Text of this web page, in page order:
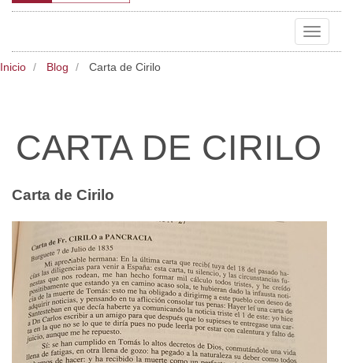
Toggle
Inicio Blog Carta de Cirilo
CARTA DE CIRILO
Carta de Cirilo